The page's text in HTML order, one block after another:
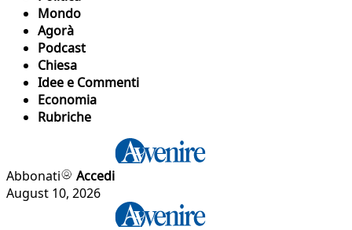
Mondo
Agorà
Podcast
Chiesa
Idee e Commenti
Economia
Rubriche
Abbonati
Accedi
August 10, 2026